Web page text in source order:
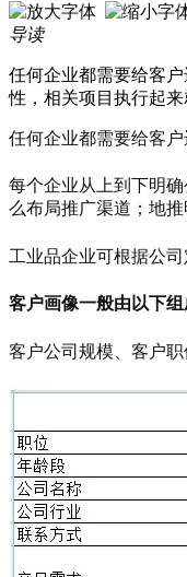
导读
任何企业都需要给客
性，相关项目执行起
任何企业都需要给客
每个企业从上到下明
么布局推广渠道；地
工业品企业可根据公
客户画像一般由以下组
客户公司规模、客户